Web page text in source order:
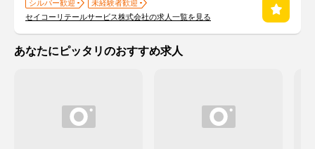
シルバー歓迎
未経験者歓迎
セイコーリテールサービス株式会社の求人一覧を見る
あなたにピッタリのおすすめ求人